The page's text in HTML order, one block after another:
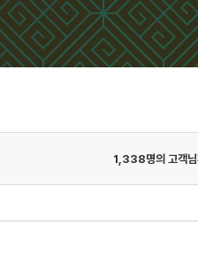
1,338명의 고객